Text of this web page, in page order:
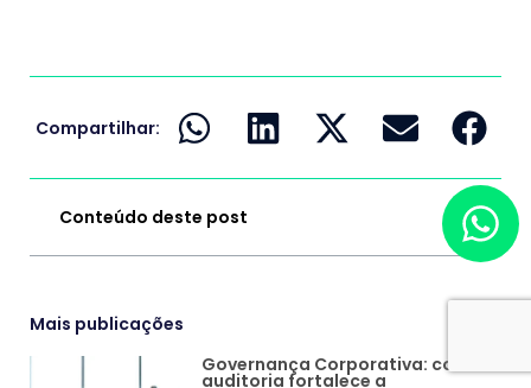
Compartilhar:
Conteúdo deste post
Mais publicações
Governança Corporativa: como a
auditoria fortalece a